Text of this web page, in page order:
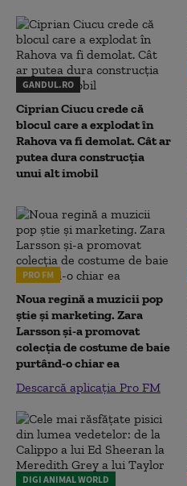
GANDUL.RO
Ciprian Ciucu crede că
blocul care a explodat în
Rahova va fi demolat. Cât ar
putea dura construcția
unui alt imobil
PRO FM
Noua regină a muzicii pop
știe și marketing. Zara
Larsson și-a promovat
colecția de costume de baie
purtând-o chiar ea
Descarcă aplicația Pro FM
DIGI ANIMAL WORLD